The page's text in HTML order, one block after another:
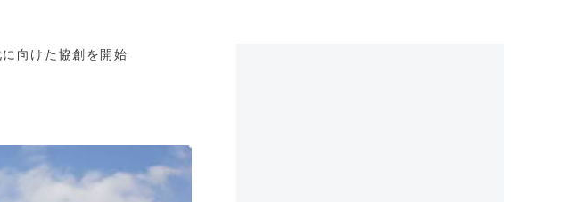
向けた協創を開始